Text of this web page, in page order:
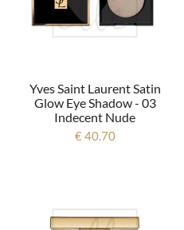
Yves Saint Laurent Satin
Glow Eye Shadow - 03
Indecent Nude
€ 40.70